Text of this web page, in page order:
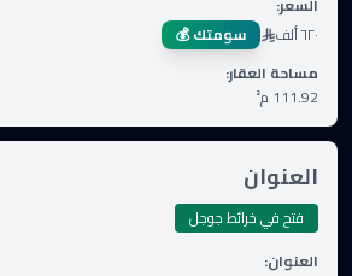
٦٢٠ ألف
سومتك 💰
مساحة العقار:
111.92 م²
العنوان
فتح في خرائط جوجل
العنوان: